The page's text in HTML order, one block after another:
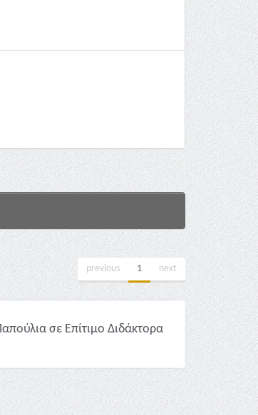
previous 1 next
σε Επίτιμο Διδάκτορα